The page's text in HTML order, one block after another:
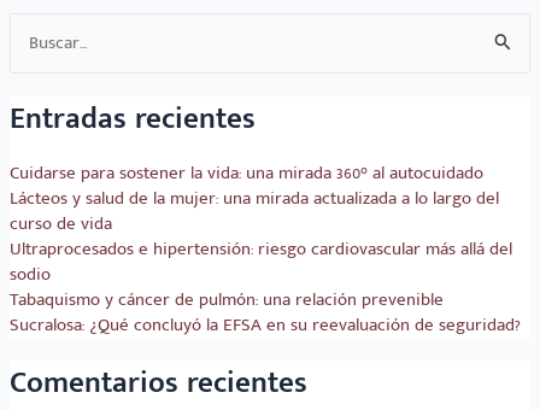
Buscar
por:
Entradas recientes
Cuidarse para sostener la vida: una mirada 360° al autocuidado
Lácteos y salud de la mujer: una mirada actualizada a lo largo del
curso de vida
Ultraprocesados e hipertensión: riesgo cardiovascular más allá del
sodio
Tabaquismo y cáncer de pulmón: una relación prevenible
Sucralosa: ¿Qué concluyó la EFSA en su reevaluación de seguridad?
Comentarios recientes